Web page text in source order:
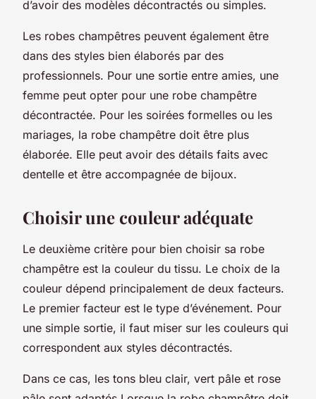
d’avoir des modèles décontractés ou simples.
Les robes champêtres peuvent également être
dans des styles bien élaborés par des
professionnels. Pour une sortie entre amies, une
femme peut opter pour une robe champêtre
décontractée. Pour les soirées formelles ou les
mariages, la robe champêtre doit être plus
élaborée. Elle peut avoir des détails faits avec
dentelle et être accompagnée de bijoux.
Choisir une couleur adéquate
Le deuxième critère pour bien choisir sa robe
champêtre est la couleur du tissu. Le choix de la
couleur dépend principalement de deux facteurs.
Le premier facteur est le type d’événement. Pour
une simple sortie, il faut miser sur les couleurs qui
correspondent aux styles décontractés.
Dans ce cas, les tons bleu clair, vert pâle et rose